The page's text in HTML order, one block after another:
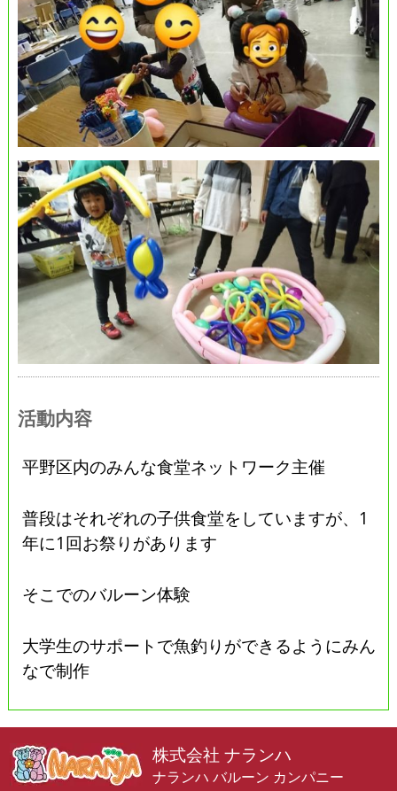
活動内容
平野区内のみんな食堂ネットワーク主催
普段はそれぞれの子供食堂をしていますが、1
年に1回お祭りがあります
そこでのバルーン体験
大学生のサポートで魚釣りができるようにみん
なで制作
株式会社 ナランハ
ナランハ バルーン カンパニー